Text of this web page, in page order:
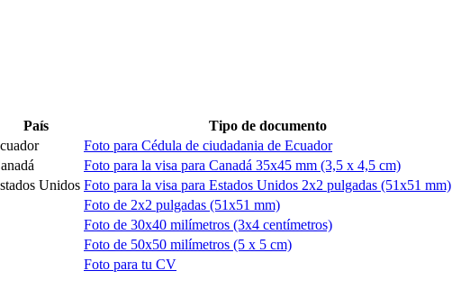
País
Tipo de documento
Foto para Cédula de ciudadania de Ecuador
Foto para la visa para Canadá 35x45 mm (3,5 x 4,5 cm)
Unidos Foto para la visa para Estados Unidos 2x2 pulgadas (51x51 mm)
Foto de 2x2 pulgadas (51x51 mm)
Foto de 30x40 milímetros (3x4 centímetros)
Foto de 50x50 milímetros (5 x 5 cm)
Foto para tu CV